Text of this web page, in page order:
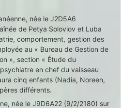
née le J2D5A6
de Petya Soloviov et Luba
comportement, gestion des
au « Bureau de Gestion de
», section « Étude du
en chef du vaisseau
cinq enfants (Nadia, Noreen,
différents.
née le J9D6A22 (9/2/2180) sur